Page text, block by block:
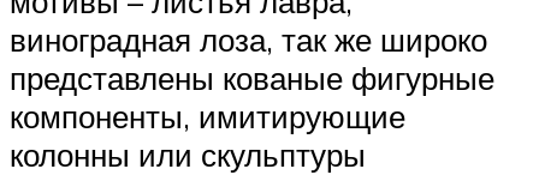
виноградная лоза, так же широко
представлены кованые фигурные
компоненты, имитирующие
колонны или скульптуры